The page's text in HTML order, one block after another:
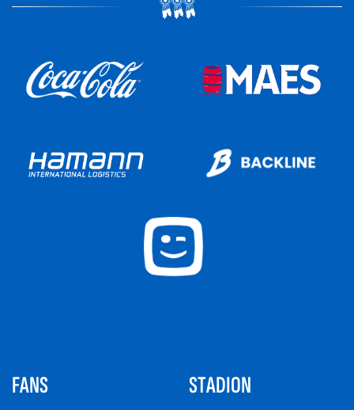
FANS STADION